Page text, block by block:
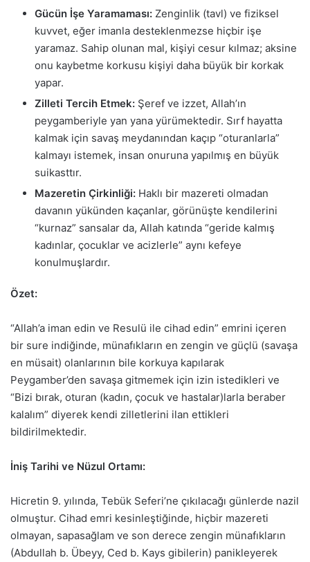
Gücün İşe Yaramaması: Zenginlik (tavl) ve fiziksel
kuvvet, eğer imanla desteklenmezse hiçbir işe
yaramaz. Sahip olunan mal, kişiyi cesur kılmaz; aksine
onu kaybetme korkusu kişiyi daha büyük bir korkak
yapar.
Zilleti Tercih Etmek: Şeref ve izzet, Allah’ın
peygamberiyle yan yana yürümektedir. Sırf hayatta
kalmak için savaş meydanından kaçıp “oturanlarla”
kalmayı istemek, insan onuruna yapılmış en büyük
suikasttır.
Mazeretin Çirkinliği: Haklı bir mazereti olmadan
davanın yükünden kaçanlar, görünüşte kendilerini
“kurnaz” sansalar da, Allah katında “geride kalmış
kadınlar, çocuklar ve acizlerle” aynı kefeye
konulmuşlardır.
Özet:
“Allah’a iman edin ve Resulü ile cihad edin” emrini içeren
bir sure indiğinde, münafıkların en zengin ve güçlü (savaşa
en müsait) olanlarının bile korkuya kapılarak
Peygamber’den savaşa gitmemek için izin istedikleri ve
“Bizi bırak, oturan (kadın, çocuk ve hastalar)larla beraber
kalalım” diyerek kendi zilletlerini ilan ettikleri
bildirilmektedir.
İniş Tarihi ve Nüzul Ortamı:
Hicretin 9. yılında, Tebük Seferi’ne çıkılacağı günlerde nazil
olmuştur. Cihad emri kesinleştiğinde, hiçbir mazereti
olmayan, sapasağlam ve son derece zengin münafıkların
(Abdullah b. Übeyy, Ced b. Kays gibilerin) panikleyerek